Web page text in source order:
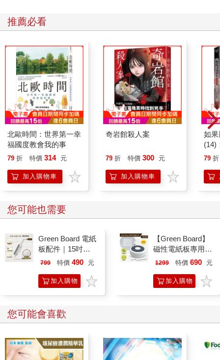
與哀愁組成的過去，或許我也不會遇見此刻。色紙被重拾起，摺
搬到台北後的第一個冬天，我竟又難得浮現這種感覺。
「台北天氣好冷，好想吃你做的麻油雞喔！」走在冷風吹的街
上，發出一則LINE訊息給母親。
「今天高雄也變冷了，要穿暖點，哪時回高雄煮給妳吃？下一波
會更冷喔，還是我煮好給妳寄上去，有電鍋可以熱嗎？」媽媽的
訊息量好大。
「你弄會不會麻煩？」我想到媽媽的手已經因為職業病，不太下
廚了。
隔日便收到：「寄出了，預計明天中午到，兩種湯分六包裝，要
吃再斟酌退冰。」「多照顧自己，今天我又在超商學會自己按宅
配單了，想吃什麼就跟我說。」
推薦必看
北歐時間：世界第一幸
福國度教會我的事
79 折 特價 314 元
加入購物車
奇岩館殺人案
79 折 特價 300 元
加入購物車
如
(14)
貓
79 折
您可能也需要
Green Board 電紙
板配件｜15吋
ECO專用 三合一
板 替換筆 板擦
799 特價 490 元
加入購物
車
【Green Board】
磁性電紙板專用 -
二合一圓形速擦激
專利設計
1299 特價 690 元
加入購物
車
您可能會喜歡